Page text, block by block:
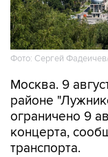
Фото: Сергей
Москва. 9
районе
ограничено 9
концерта,
транспорта.